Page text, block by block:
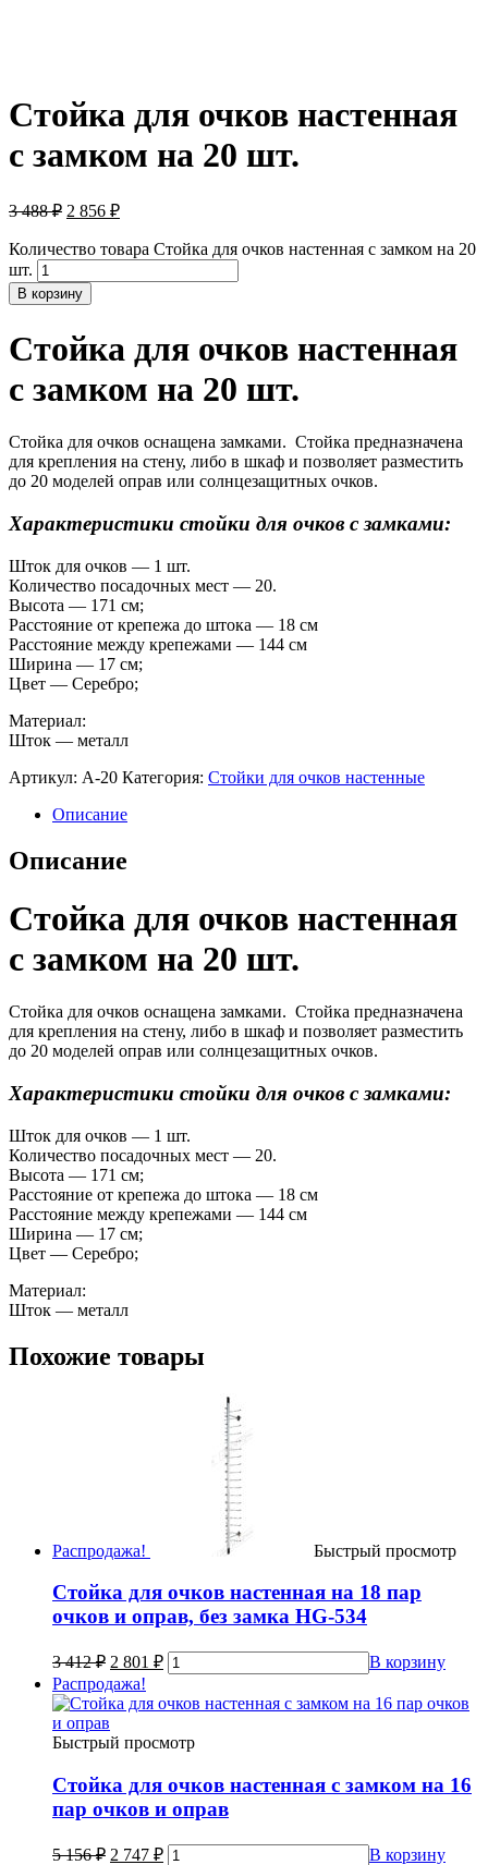
Стойка для очков настенная
с замком на 20 шт.
3 488₽ 2 856 ₽
Количество товара Стойка для очков настенная с замком на 20
шт.
В корзину
Стойка для очков настенная
с замком на 20 шт.
Стойка для очков оснащена замками. Стойка предназначена
для крепления на стену, либо в шкаф и позволяет разместить
до 20 моделей оправ или солнцезащитных очков.
Характеристики стойки для очков с замками:
Шток для очков — 1 шт.
Количество посадочных мест — 20.
Высота — 171 см;
Расстояние от крепежа до штока — 18 см
Расстояние между крепежами — 144 см
Ширина — 17 см;
Цвет — Серебро;
Материал:
Шток — металл
Артикул: A-20 Категория: Стойки для очков настенные
Описание
Описание
Стойка для очков настенная
с замком на 20 шт.
Стойка для очков оснащена замками. Стойка предназначена
для крепления на стену, либо в шкаф и позволяет разместить
до 20 моделей оправ или солнцезащитных очков.
Характеристики стойки для очков с замками:
Шток для очков — 1 шт.
Количество посадочных мест — 20.
Высота — 171 см;
Расстояние от крепежа до штока — 18 см
Расстояние между крепежами — 144 см
Ширина — 17 см;
Цвет — Серебро;
Материал:
Шток — металл
Похожие товары
Распродажа! Быстрый просмотр
Стойка для очков настенная на 18 пар
очков и оправ, без замка HG-534
3 412₽ 2 801 ₽
В корзину
Распродажа!
Быстрый просмотр
Стойка для очков настенная с замком на 16
пар очков и оправ
5 156₽ 2 747 ₽ В корзину